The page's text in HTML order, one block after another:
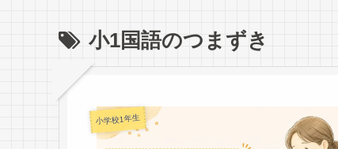
小1国語のつまずき
小学校1年生